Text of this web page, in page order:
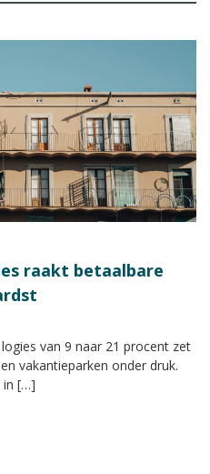
raakt betaalbare
van 9 naar 21 procent zet
vakantieparken onder druk.
in […]